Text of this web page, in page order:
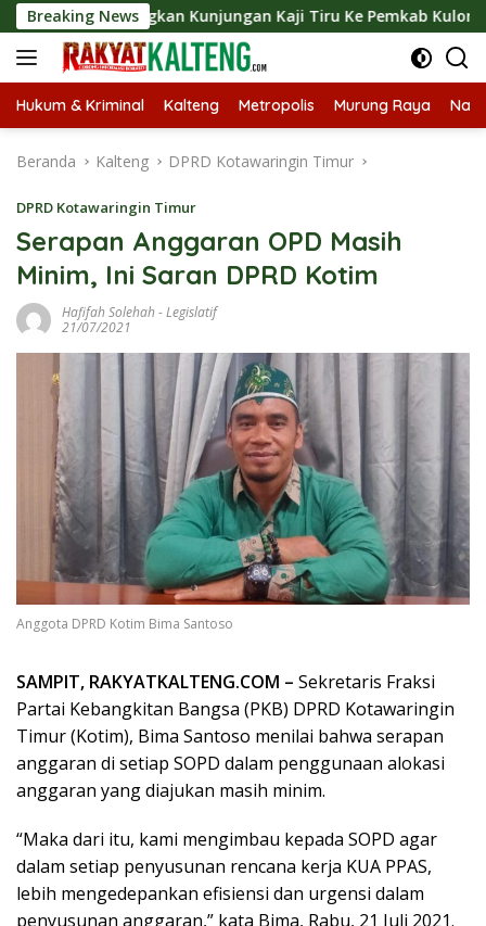
Langsung
ke
konten
Breaking NewsKunjungan Kaji Tiru Ke Pemkab Kulon Progo
Hukum & Kriminal Kalteng Metropolis Murung Raya
Beranda Kalteng DPRD Kotawaringin Timur
DPRD Kotawaringin Timur
Serapan Anggaran OPD Masih
Minim, Ini Saran DPRD Kotim
Hafifah Solehah -Legislatif
21/07/2021
Anggota DPRD Kotim Bima Santoso
SAMPIT, RAKYATKALTENG.COM – Sekretaris Fraksi
Partai Kebangkitan Bangsa (PKB) DPRD Kotawaringin
Timur (Kotim), Bima Santoso menilai bahwa serapan
anggaran di setiap SOPD dalam penggunaan alokasi
anggaran yang diajukan masih minim.
“Maka dari itu, kami mengimbau kepada SOPD agar
dalam setiap penyusunan rencana kerja KUA PPAS,
lebih mengedepankan efisiensi dan urgensi dalam
penyusunan anggaran,” kata Bima, Rabu, 21 Juli 2021.